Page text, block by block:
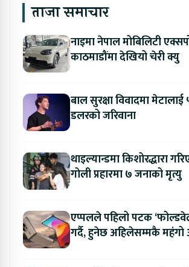
ताजा समाचार
नाइमा नेपाल मोबिलिटी
काठमाडौंमा देखियो चेरी क्यु
बाल सुरक्षा विवादमा
डलरको जरिवाना
थाइल्यान्डमा किशोरद्धारा
गोली प्रहारमा ७ जनाको मृत्यु
एप्पलले पहिलो पटक
गर्दै, हुनेछ अहिलेसम्मकै